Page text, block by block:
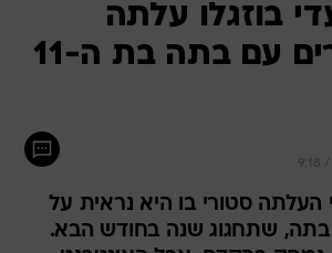
בוזגלו עלתה
לרכבת הרים עם בתה בת ה-11
העלתה סטורי בו היא נראית על
שתחגוג שנה בחודש הבא.